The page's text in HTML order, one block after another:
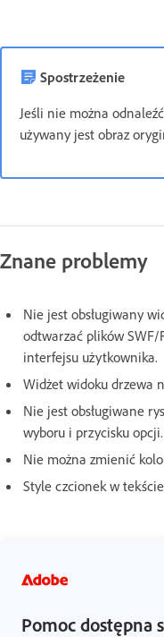
Spostrzeżenie
Jeśli nie można
używany jest obraz
Znane problemy
Nie jest obsługiwany
odtwarzać plików
interfejsu użytkownika.
Widżet widoku drzewa
Nie jest obsługiwane
wyboru i przycisku opcji.
Nie można zmienić
Style czcionek w
Pomoc dostępna